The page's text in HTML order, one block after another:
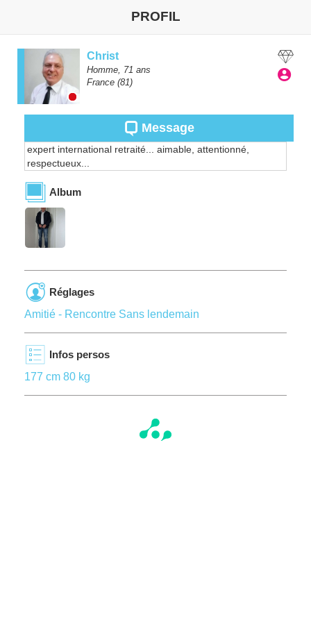
PROFIL
Christ
Homme, 71 ans
France (81)
Message
expert international retraité... aimable, attentionné,
respectueux...
Album
Réglages
Amitié - Rencontre Sans lendemain
Infos persos
177 cm 80 kg